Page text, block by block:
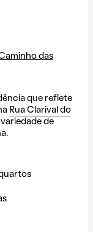
das
que reflete
Rua Clarival do
de